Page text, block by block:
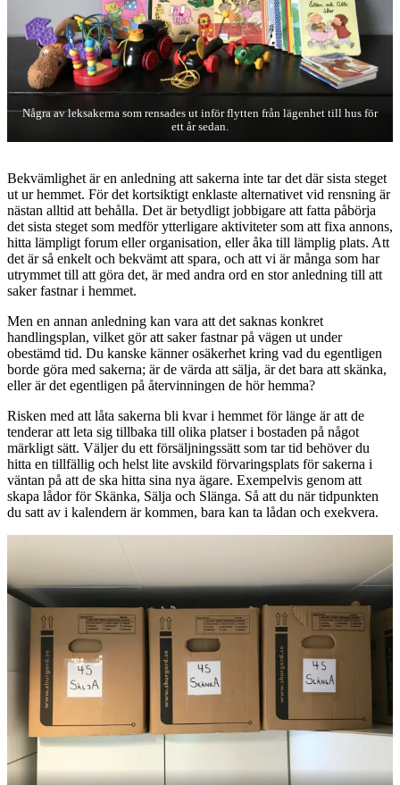
Några av leksakerna som rensades ut inför flytten från lägenhet till hus för
ett år sedan.
Bekvämlighet är en anledning att sakerna inte tar det där sista steget
ut ur hemmet. För det kortsiktigt enklaste alternativet vid rensning är
nästan alltid att behålla. Det är betydligt jobbigare att fatta påbörja
det sista steget som medför ytterligare aktiviteter som att fixa annons,
hitta lämpligt forum eller organisation, eller åka till lämplig plats. Att
det är så enkelt och bekvämt att spara, och att vi är många som har
utrymmet till att göra det, är med andra ord en stor anledning till att
saker fastnar i hemmet.
Men en annan anledning kan vara att det saknas konkret
handlingsplan, vilket gör att saker fastnar på vägen ut under
obestämd tid. Du kanske känner osäkerhet kring vad du egentligen
borde göra med sakerna; är de värda att sälja, är det bara att skänka,
eller är det egentligen på återvinningen de hör hemma?
Risken med att låta sakerna bli kvar i hemmet för länge är att de
tenderar att leta sig tillbaka till olika platser i bostaden på något
märkligt sätt. Väljer du ett försäljningssätt som tar tid behöver du
hitta en tillfällig och helst lite avskild förvaringsplats för sakerna i
väntan på att de ska hitta sina nya ägare. Exempelvis genom att
skapa lådor för Skänka, Sälja och Slänga. Så att du när tidpunkten
du satt av i kalendern är kommen, bara kan ta lådan och exekvera.